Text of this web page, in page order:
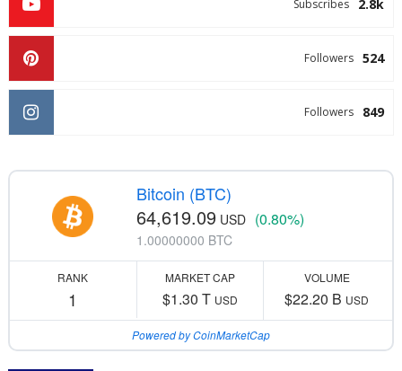
2.8k
Subscribes
524
Followers
849
Followers
Bitcoin (BTC)
64,619.09 USD (0.80%)
1.00000000 BTC
RANK
1
MARKET CAP
$1.30 T USD
VOLUME
$22.20 B USD
Powered by CoinMarketCap